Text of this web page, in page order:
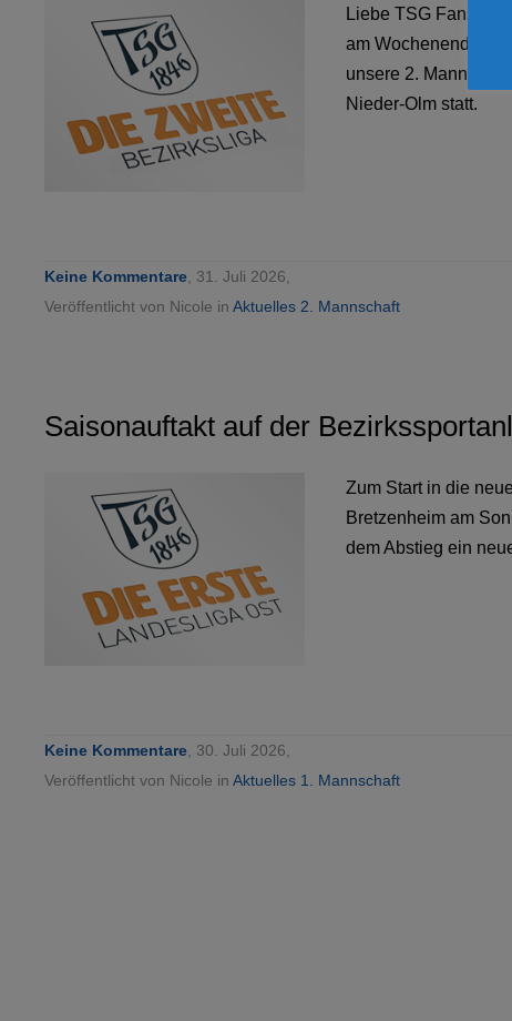
Liebe TSG Fans,
am Wochenende,
unsere 2.
Nieder-Olm statt.
Keine Kommentare , 31. Juli 2026,
Veröffentlicht von Nicole inAktuelles 2. Mannschaft
Saisonauftakt auf der
Zum Start in die
Bretzenheim am
dem Abstieg ein
Keine Kommentare , 30. Juli 2026,
Veröffentlicht von Nicole inAktuelles 1. Mannschaft